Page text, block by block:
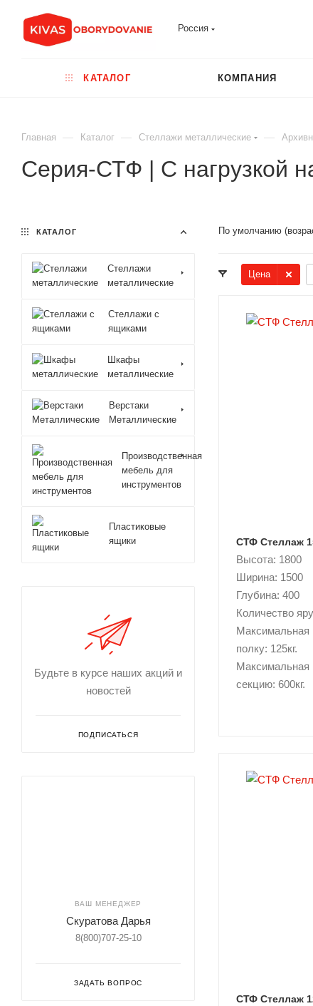
Россия
КАТАЛОГ КОМПАНИЯ
Главная — Каталог — Стеллажи металлические —
Серия-СТФ | C нагрузкой
По умолчанию
Цена
СТФ Стеллаж
Высота: 1800
Ширина: 1500
Глубина: 400
Количество
Максимальная
полку: 125кг.
Максимальная
секцию: 600кг.
СТФ Стеллаж
КАТАЛОГ
Стеллажи
металлические
Стеллажи с
ящиками
Шкафы
металлические
Верстаки
Металлические
Производственная
мебель для
инструментов
Пластиковые
ящики
Будьте в курсе наших акций и
новостей
ПОДПИСАТЬСЯ
ВАШ МЕНЕДЖЕР
Скуратова Дарья
8(800)707-25-10
ЗАДАТЬ ВОПРОС